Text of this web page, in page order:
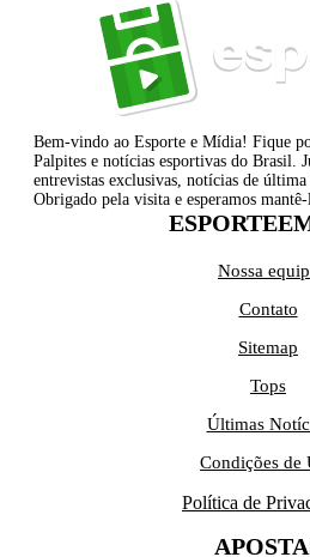
Bem-vindo ao Esporte e Mídia! Fique
Palpites e notícias esportivas do Brasil.
entrevistas exclusivas, notícias de última
Obrigado pela visita e esperamos
Nossa
Contato
Sitemap
Tops
Últimas
Condições de
Política de